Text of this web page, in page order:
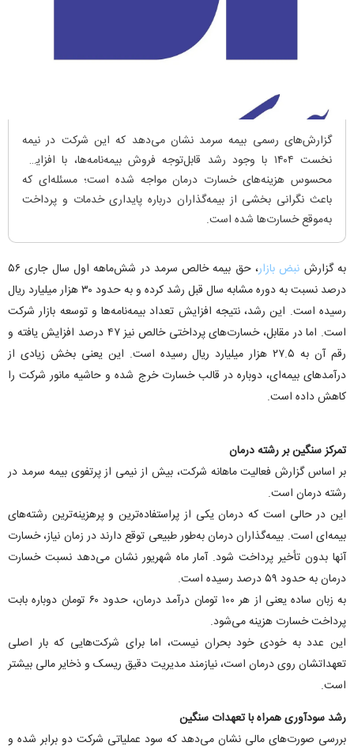
گزارش‌های رسمی بیمه سرمد نشان می‌دهد که این شرکت در نیمه
نخست ۱۴۰۴ با وجود رشد قابل‌توجه فروش بیمه‌نامه‌ها، با افزایش
محسوس هزینه‌های خسارت درمان مواجه شده است؛ مسئله‌ای که
باعث نگرانی بخشی از بیمه‌گذاران درباره پایداری خدمات و پرداخت
به‌موقع خسارت‌ها شده است.
به گزارش نبض بازار
، حق بیمه خالص سرمد در شش‌ماهه اول سال جاری ۵۶
درصد نسبت به دوره مشابه سال قبل رشد کرده و به حدود ۳۰ هزار میلیارد ریال
رسیده است. این رشد، نتیجه افزایش تعداد بیمه‌نامه‌ها و توسعه بازار شرکت
است. اما در مقابل، خسارت‌های پرداختی خالص نیز ۴۷ درصد افزایش یافته و
رقم آن به ۲۷.۵ هزار میلیارد ریال رسیده است. این یعنی بخش زیادی از
درآمد‌های بیمه‌ای، دوباره در قالب خسارت خرج شده و حاشیه مانور شرکت را
کاهش داده است.
تمرکز سنگین بر رشته درمان
بر اساس گزارش فعالیت ماهانه شرکت، بیش از نیمی از پرتفوی بیمه سرمد در
رشته درمان است.
این در حالی است که درمان یکی از پراستفاده‌ترین و پرهزینه‌ترین رشته‌های
بیمه‌ای است. بیمه‌گذاران درمان به‌طور طبیعی توقع دارند در زمان نیاز، خسارت
آنها بدون تأخیر پرداخت شود. آمار ماه شهریور نشان می‌دهد نسبت خسارت
درمان به حدود ۵۹ درصد رسیده است.
به زبان ساده یعنی از هر ۱۰۰ تومان درآمد درمان، حدود ۶۰ تومان دوباره بابت
پرداخت خسارت هزینه می‌شود.
این عدد به خودی خود بحران نیست، اما برای شرکت‌هایی که بار اصلی
تعهداتشان روی درمان است، نیازمند مدیریت دقیق ریسک و ذخایر مالی بیشتر
است.
رشد سودآوری همراه با تعهدات سنگین
بررسی صورت‌های مالی نشان می‌دهد که سود عملیاتی شرکت دو برابر شده و